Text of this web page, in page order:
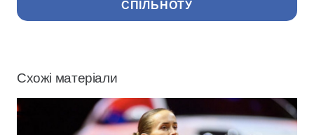
СПІЛЬНОТУ
Схожі матеріали